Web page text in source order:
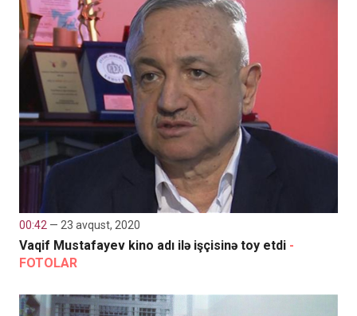
00:42 — 23 avqust, 2020
Vaqif Mustafayev kino adı ilə işçisinə toy etdi -
FOTOLAR